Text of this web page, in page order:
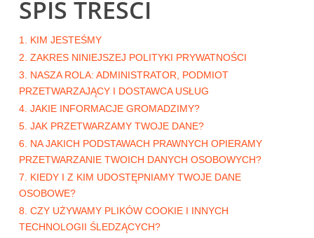
SPIS TREŚCI
1. KIM JESTEŚMY
2. ZAKRES NINIEJSZEJ POLITYKI PRYWATNOŚCI
3. NASZA ROLA: ADMINISTRATOR, PODMIOT
PRZETWARZAJĄCY I DOSTAWCA USŁUG
4. JAKIE INFORMACJE GROMADZIMY?
5. JAK PRZETWARZAMY TWOJE DANE?
6. NA JAKICH PODSTAWACH PRAWNYCH OPIERAMY
PRZETWARZANIE TWOICH DANYCH OSOBOWYCH?
7. KIEDY I Z KIM UDOSTĘPNIAMY TWOJE DANE
OSOBOWE?
8. CZY UŻYWAMY PLIKÓW COOKIE I INNYCH
TECHNOLOGII ŚLEDZĄCYCH?